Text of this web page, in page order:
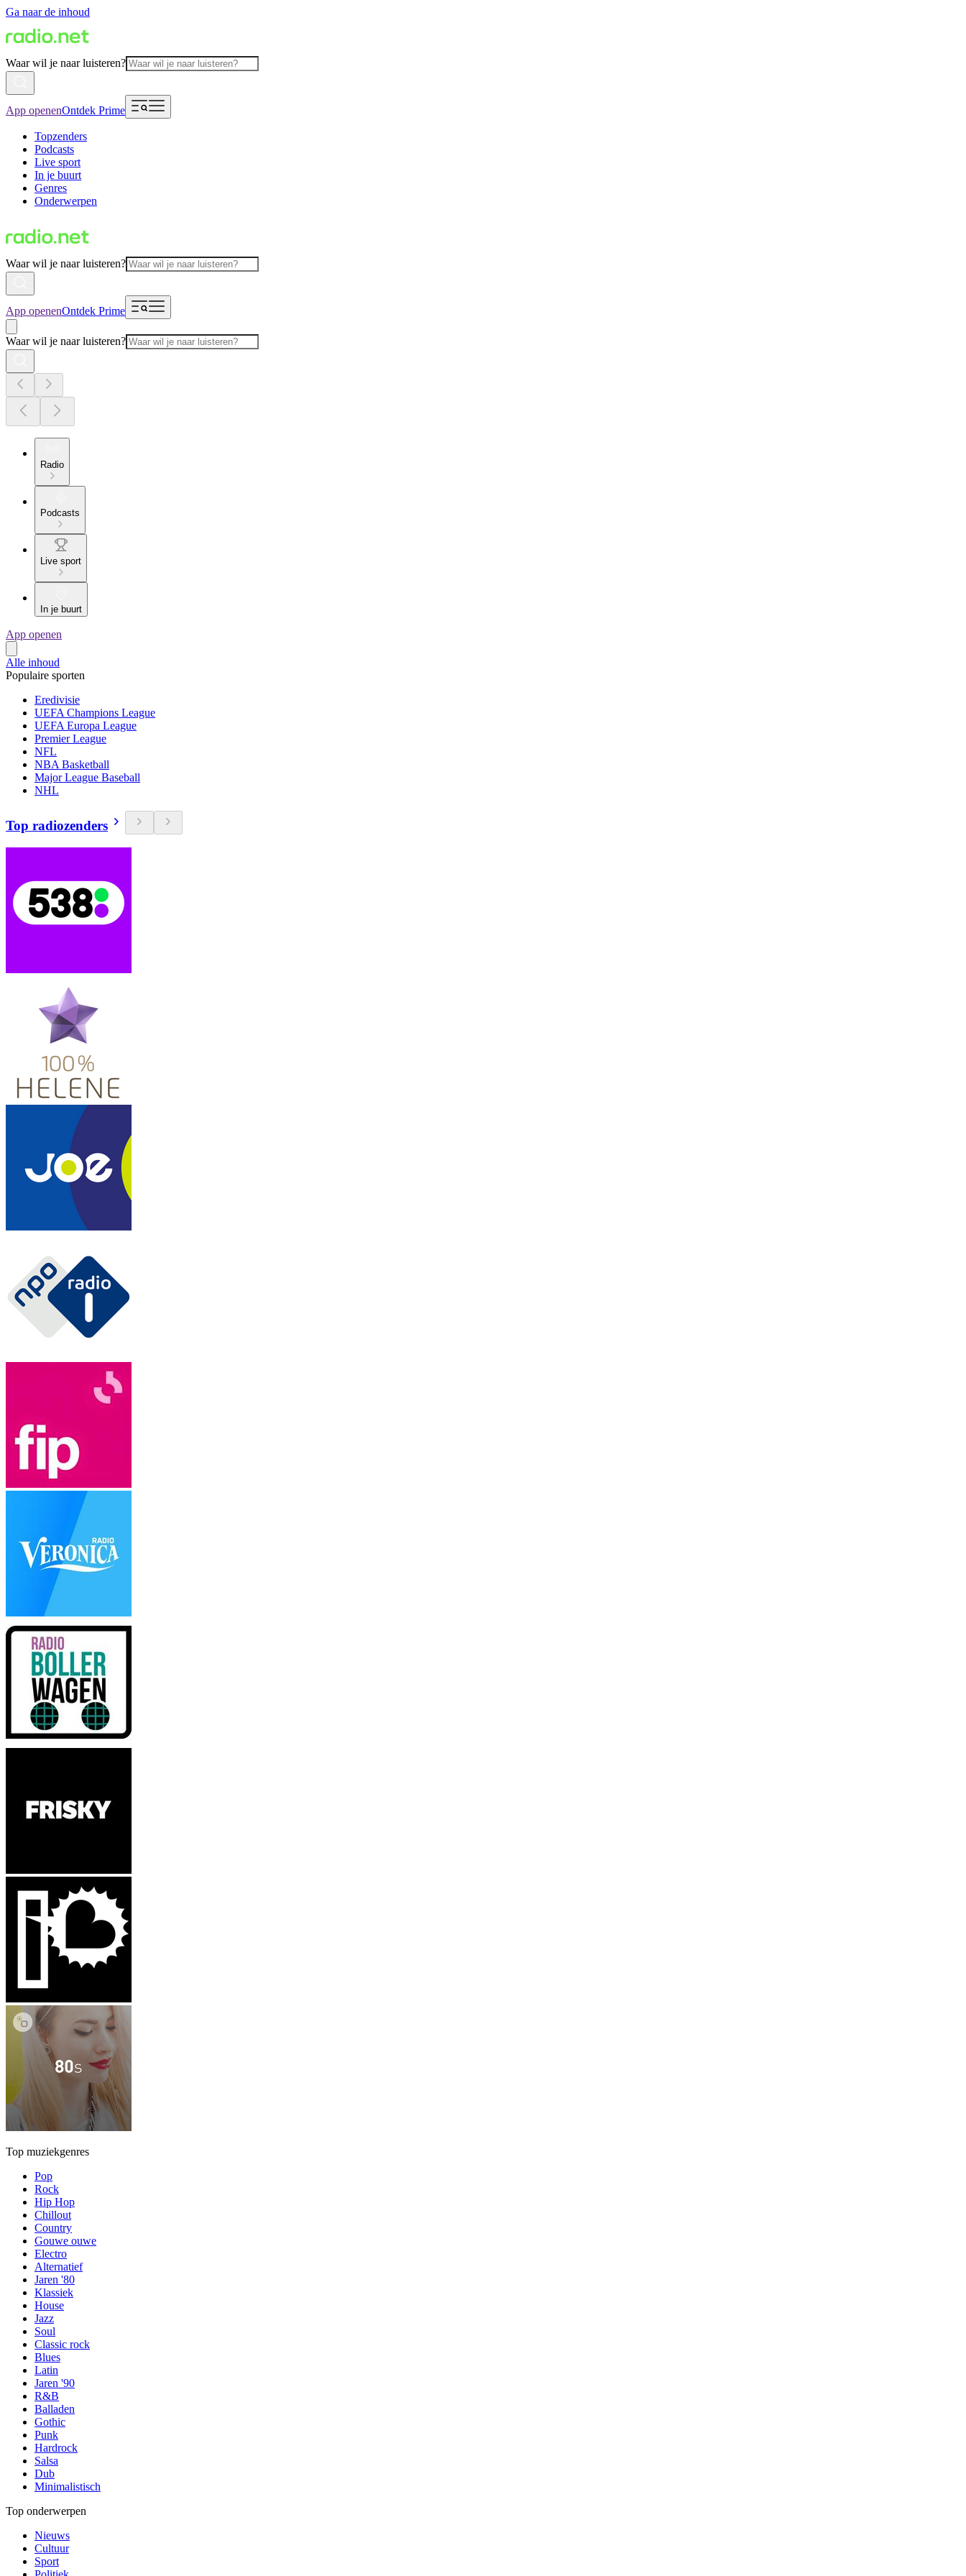
Ga naar de inhoud
Waar wil je naar luisteren?
App openenOntdek Prime
Topzenders
Podcasts
Live sport
In je buurt
Genres
Onderwerpen
Waar wil je naar luisteren?
App openenOntdek Prime
Waar wil je naar luisteren?
Radio
Podcasts
Live sport
In je buurt
App openen
Alle inhoud
Populaire sporten
Eredivisie
UEFA Champions League
UEFA Europa League
Premier League
NFL
NBA Basketball
Major League Baseball
NHL
Top radiozenders
Top muziekgenres
Pop
Rock
Hip Hop
Chillout
Country
Gouwe ouwe
Electro
Alternatief
Jaren '80
Klassiek
House
Jazz
Soul
Classic rock
Blues
Latin
Jaren '90
R&B
Balladen
Gothic
Punk
Hardrock
Salsa
Dub
Minimalistisch
Top onderwerpen
Nieuws
Cultuur
Sport